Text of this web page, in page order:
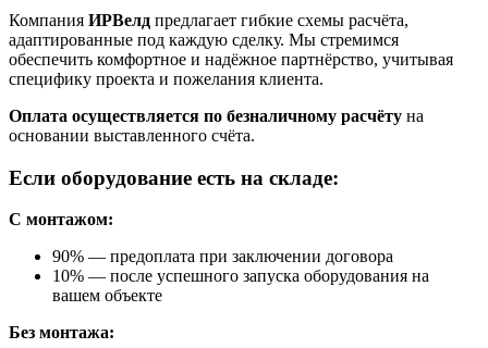
Компания ИРВелд предлагает гибкие схемы расчёта,
адаптированные под каждую сделку. Мы стремимся
обеспечить комфортное и надёжное партнёрство, учитывая
специфику проекта и пожелания клиента.
Оплата осуществляется по безналичному расчёту на
основании выставленного счёта.
Если оборудование есть на складе:
С монтажом:
90% — предоплата при заключении договора
10% — после успешного запуска оборудования на
вашем объекте
Без монтажа: